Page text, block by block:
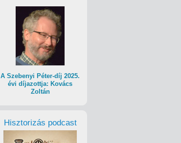
A Szebenyi Péter-díj 2025.
évi díjazottja: Kovács
Zoltán
Hisztorizás podcast